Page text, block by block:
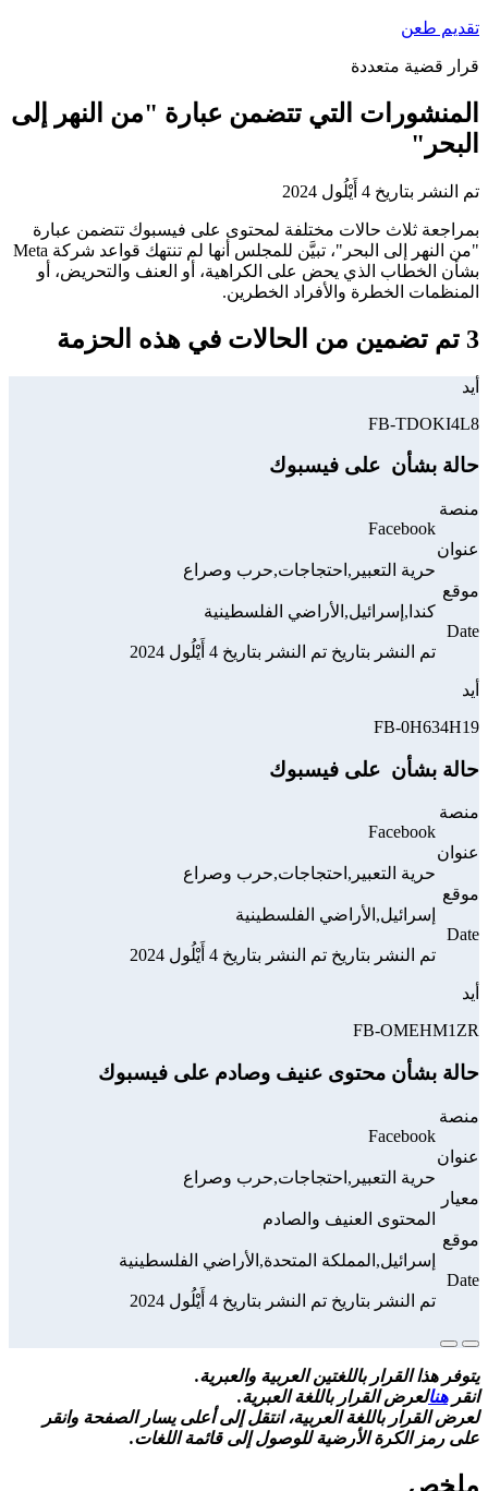
قرار قضية متعددة
المنشورات التي تتضمن عبارة "من النهر إلى
البحر"
تم النشر بتاريخ 4 أَيْلُول 2024
بمراجعة ثلاث حالات مختلفة لمحتوى على فيسبوك تتضمن عبارة
"من النهر إلى البحر"، تبيَّن للمجلس أنها لم تنتهك قواعد شركة Meta
بشأن الخطاب الذي يحض على الكراهية، أو العنف والتحريض، أو
المنظمات الخطرة والأفراد الخطرين.
3 تم تضمين من الحالات في هذه الحزمة
أيد
FB-TDOKI4L8
حالة بشأن ‏‏ على فيسبوك
منصة
Facebook
عنوان
حرية التعبير,احتجاجات,حرب وصراع
موقع
كندا,إسرائيل,الأراضي الفلسطينية
Date
تم النشر بتاريخ تم النشر بتاريخ 4 أَيْلُول 2024
أيد
FB-0H634H19
حالة بشأن ‏‏ على فيسبوك
منصة
Facebook
عنوان
حرية التعبير,احتجاجات,حرب وصراع
موقع
إسرائيل,الأراضي الفلسطينية
Date
تم النشر بتاريخ تم النشر بتاريخ 4 أَيْلُول 2024
أيد
FB-OMEHM1ZR
حالة بشأن محتوى عنيف وصادم على فيسبوك
منصة
Facebook
عنوان
حرية التعبير,احتجاجات,حرب وصراع
معيار
المحتوى العنيف والصادم
موقع
إسرائيل,المملكة المتحدة,الأراضي الفلسطينية
Date
تم النشر بتاريخ تم النشر بتاريخ 4 أَيْلُول 2024
يتوفر هذا القرار باللغتين العربية والعبرية.
انقرهنالعرض القرار باللغة العبرية.
لعرض القرار باللغة العربية، انتقل إلى أعلى يسار الصفحة وانقر
على رمز الكرة الأرضية للوصول إلى قائمة اللغات.
ملخص